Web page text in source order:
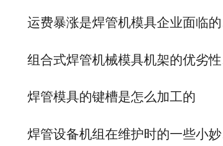
运费暴涨是焊管机模具企业面临
组合式焊管机械模具机架的优劣
焊管模具的键槽是怎么加工的
焊管设备机组在维护时的一些小